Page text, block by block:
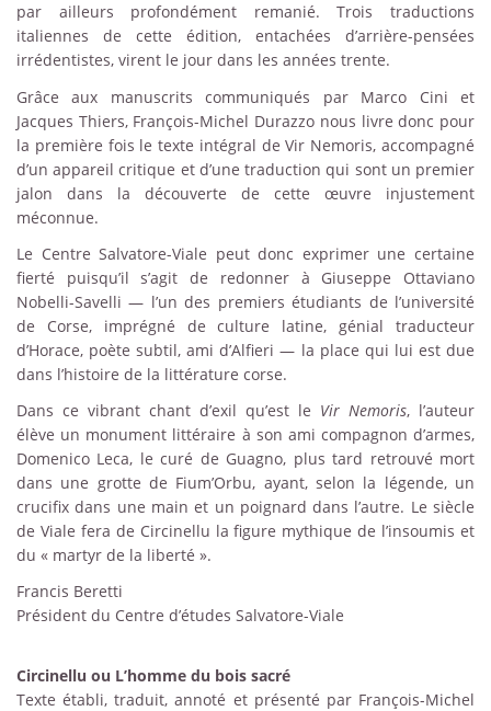
par ailleurs profondément remanié. Trois traductions
italiennes de cette édition, entachées d’arrière-pensées
irrédentistes, virent le jour dans les années trente.
Grâce aux manuscrits communiqués par Marco Cini et
Jacques Thiers, François-Michel Durazzo nous livre donc pour
la première fois le texte intégral de Vir Nemoris, accompagné
d’un appareil critique et d’une traduction qui sont un premier
jalon dans la découverte de cette œuvre injustement
méconnue.
Le Centre Salvatore-Viale peut donc exprimer une certaine
fierté puisqu’il s’agit de redonner à Giuseppe Ottaviano
Nobelli-Savelli — l’un des premiers étudiants de l’université
de Corse, imprégné de culture latine, génial traducteur
d’Horace, poète subtil, ami d’Alfieri — la place qui lui est due
dans l’histoire de la littérature corse.
Dans ce vibrant chant d’exil qu’est le Vir Nemoris, l’auteur
élève un monument littéraire à son ami compagnon d’armes,
Domenico Leca, le curé de Guagno, plus tard retrouvé mort
dans une grotte de Fium’Orbu, ayant, selon la légende, un
crucifix dans une main et un poignard dans l’autre. Le siècle
de Viale fera de Circinellu la figure mythique de l’insoumis et
du « martyr de la liberté ».
Francis Beretti
Président du Centre d’études Salvatore-Viale
Circinellu ou L’homme du bois sacré
Texte établi, traduit, annoté et présenté par François-Michel